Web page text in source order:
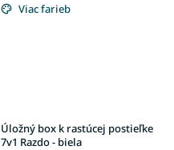
Viac farieb
Úložný box k rastúcej postieľke
7v1 Razdo - biela